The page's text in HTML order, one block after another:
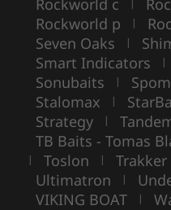
Rockworld p |
Seven Oaks |
Smart Indicators |
Sonubaits |
Stalomax |
Strategy |
TB Baits - Tomas
| Toslon | Trakker
Ultimatron |
VIKING BOAT |